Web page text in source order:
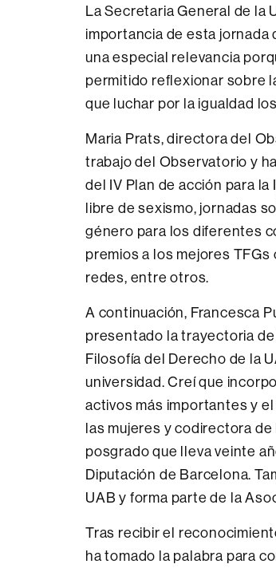
La Secretaria General de la
importancia de esta jornada
una especial relevancia
permitido reflexionar sobre
que luchar por la igualdad
Maria Prats, directora del
trabajo del Observatorio y
del IV Plan de acción para
libre de sexismo, jornadas
género para los diferentes
premios a los mejores
redes, entre otros.
A continuación, Francesca
presentado la trayectoria
Filosofía del Derecho de la
universidad. Creí que
activos más importantes y
las mujeres y codirectora
posgrado que lleva veinte
Diputación de Barcelona.
UAB y forma parte de la
Tras recibir el
ha tomado la palabra para